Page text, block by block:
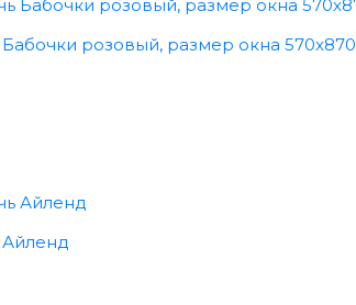
розовый, размер окна 570x870